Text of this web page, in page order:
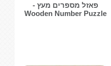
פאזל מספרים מעץ -
Wooden Number Puzzle